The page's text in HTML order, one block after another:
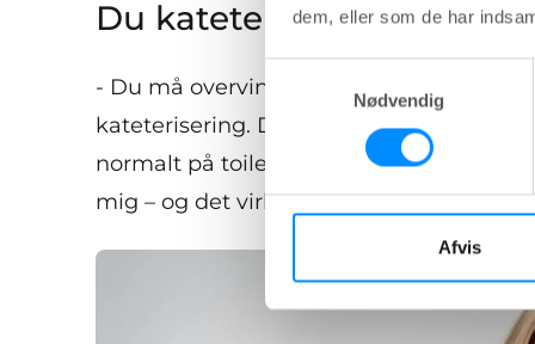
dem, eller som de har
Nødvendig
Afvis
Du kateteriserer også.
- Du må overvinde dig selv i starten.
kateterisering. Det hjælper med at
normalt på toilettet. Så nu er jeg rigtig
mig – og det virker med de redskaber,